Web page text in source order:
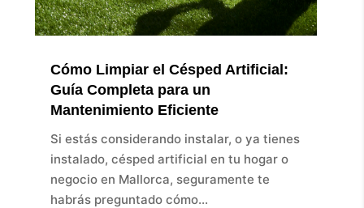
Cómo Limpiar el Césped Artificial:
Guía Completa para un
Mantenimiento Eficiente
Si estás considerando instalar, o ya tienes
instalado, césped artificial en tu hogar o
negocio en Mallorca, seguramente te
habrás preguntado cómo...